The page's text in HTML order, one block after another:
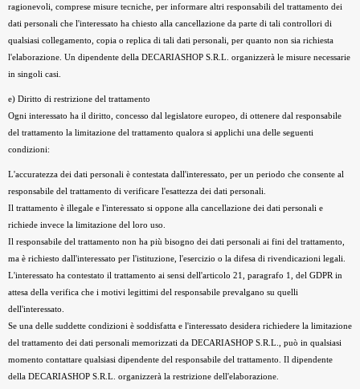
ragionevoli, comprese misure tecniche, per informare altri responsabili del trattamento dei
dati personali che l'interessato ha chiesto alla cancellazione da parte di tali controllori di
qualsiasi collegamento, copia o replica di tali dati personali, per quanto non sia richiesta
l'elaborazione. Un dipendente della DECARIASHOP S.R.L. organizzerà le misure necessarie
in singoli casi.
e) Diritto di restrizione del trattamento
Ogni interessato ha il diritto, concesso dal legislatore europeo, di ottenere dal responsabile
del trattamento la limitazione del trattamento qualora si applichi una delle seguenti
condizioni:
L'accuratezza dei dati personali è contestata dall'interessato, per un periodo che consente al
responsabile del trattamento di verificare l'esattezza dei dati personali.
Il trattamento è illegale e l'interessato si oppone alla cancellazione dei dati personali e
richiede invece la limitazione del loro uso.
Il responsabile del trattamento non ha più bisogno dei dati personali ai fini del trattamento,
ma è richiesto dall'interessato per l'istituzione, l'esercizio o la difesa di rivendicazioni legali.
L'interessato ha contestato il trattamento ai sensi dell'articolo 21, paragrafo 1, del GDPR in
attesa della verifica che i motivi legittimi del responsabile prevalgano su quelli
dell'interessato.
Se una delle suddette condizioni è soddisfatta e l'interessato desidera richiedere la limitazione
del trattamento dei dati personali memorizzati da DECARIASHOP S.R.L., può in qualsiasi
momento contattare qualsiasi dipendente del responsabile del trattamento. Il dipendente
della DECARIASHOP S.R.L. organizzerà la restrizione dell'elaborazione.